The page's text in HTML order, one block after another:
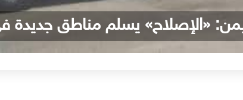
«الإصلاح» يسلم مناطق جديدة